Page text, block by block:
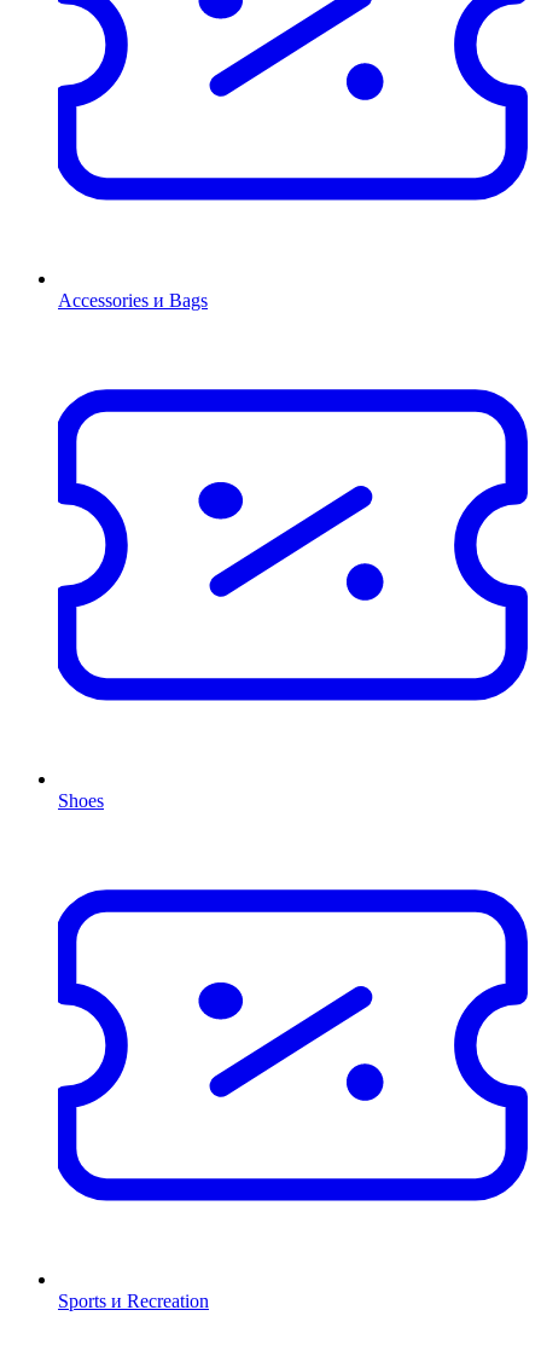
Accessories и Bags
Shoes
Sports и Recreation